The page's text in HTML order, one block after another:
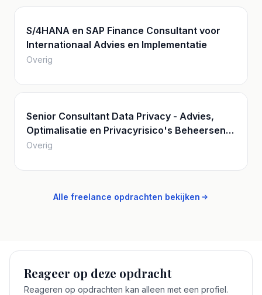
S/4HANA en SAP Finance Consultant voor
Internationaal Advies en Implementatie
Overig
Senior Consultant Data Privacy - Advies,
Optimalisatie en Privacyrisico's Beheersen
bij Internationale Klanten
Overig
Alle freelance opdrachten bekijken
Reageer op deze opdracht
Reageren op opdrachten kan alleen met een profiel.